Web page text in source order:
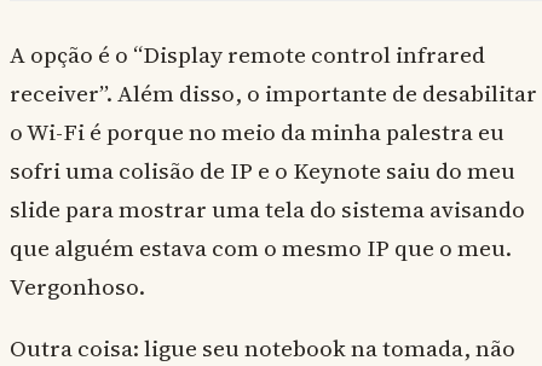
A opção é o “Display remote control infrared
receiver”. Além disso, o importante de desabilitar
o Wi-Fi é porque no meio da minha palestra eu
sofri uma colisão de IP e o Keynote saiu do meu
slide para mostrar uma tela do sistema avisando
que alguém estava com o mesmo IP que o meu.
Vergonhoso.
Outra coisa: ligue seu notebook na tomada, não